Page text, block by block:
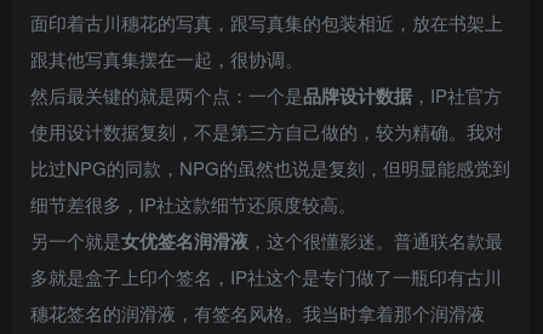
面印着古川穗花的写真，跟写真集的包装相近，放在书架上
跟其他写真集摆在一起，很协调。
然后最关键的就是两个点：一个是品牌设计数据 ，IP社官方
使用设计数据复刻，不是第三方自己做的，较为精确。我对
比过NPG的同款，NPG的虽然也说是复刻，但明显能感觉到
细节差很多，IP社这款细节还原度较高。
另一个就是女优签名润滑液 ，这个很懂影迷。普通联名款最
多就是盒子上印个签名，IP社这个是专门做了一瓶印有古川
穗花签名的润滑液，有签名风格。我当时拿着那个润滑液